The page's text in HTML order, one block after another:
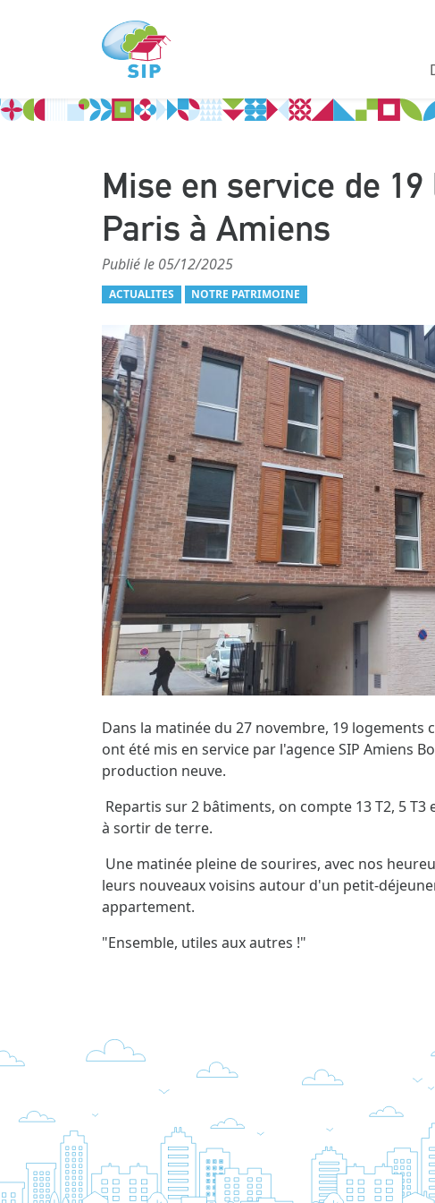
Mise en service de
Paris à Amiens
Publié le 05/12/2025
ACTUALITES NOTRE PATRIMOINE
Dans la matinée du 27 novembre, 19 logements
ont été mis en service par l'agence SIP Amiens
production neuve.
Repartis sur 2 bâtiments, on compte 13 T2, 5
à sortir de terre.
Une matinée pleine de sourires, avec nos
leurs nouveaux voisins autour d'un petit-
appartement.
"Ensemble, utiles aux autres !"